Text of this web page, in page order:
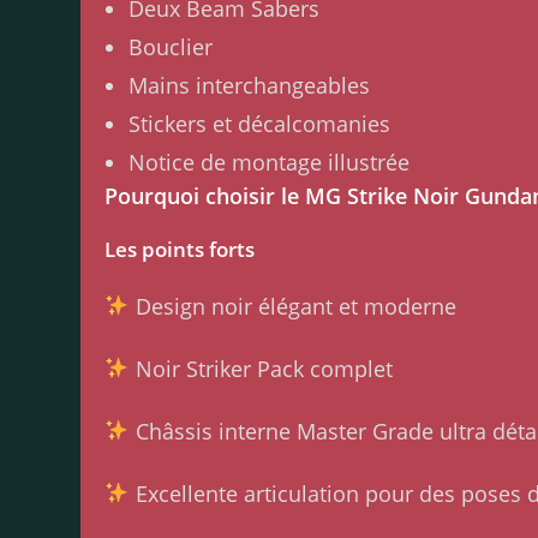
Deux Beam Sabers
Bouclier
Mains interchangeables
Stickers et décalcomanies
Notice de montage illustrée
Pourquoi choisir le MG Strike Noir
Les points forts
Design noir élégant et moderne
Noir Striker Pack complet
Châssis interne Master Grade ultra
Excellente articulation pour des poses